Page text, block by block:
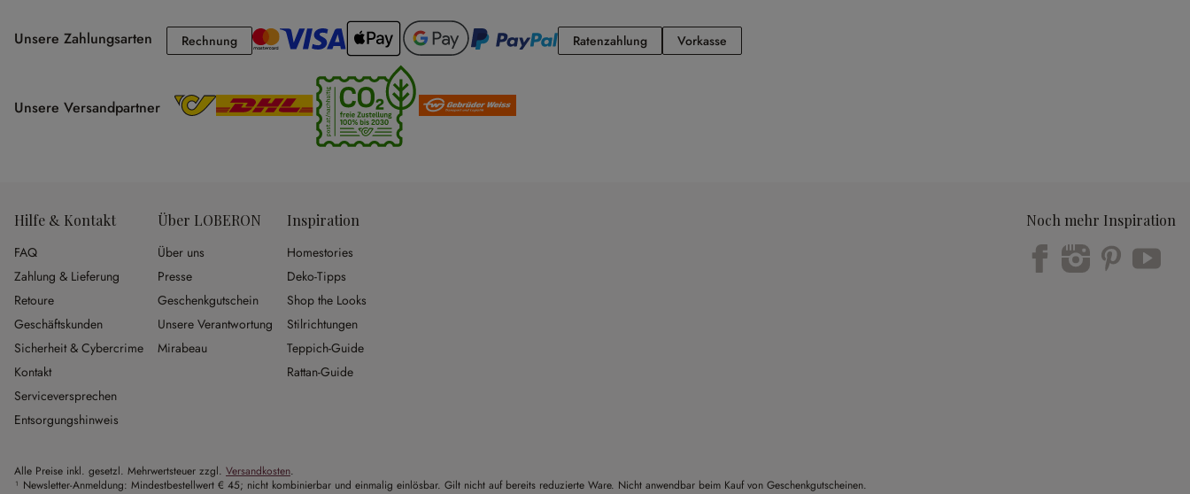
Unsere Zahlungsarten RechnungRechnung RatenzahlungRatenzahlung
VorkasseVorkasse
Unsere Versandpartner
Hilfe & Kontakt
FAQ
Zahlung & Lieferung
Retoure
Geschäftskunden
Sicherheit & Cybercrime
Kontakt
Serviceversprechen
Entsorgungshinweis
Über LOBERON
Über uns
Presse
Geschenkgutschein
Unsere Verantwortung
Mirabeau
Inspiration
Homestories
Deko-Tipps
Shop the Looks
Stilrichtungen
Teppich-Guide
Rattan-Guide
Noch mehr Inspiration
Alle Preise inkl. gesetzl. Mehrwertsteuer zzgl. Versandkosten.
¹ Newsletter-Anmeldung: Mindestbestellwert € 45; nicht kombinierbar und einmalig einlösbar. Gilt nicht auf bereits reduzierte Ware. Nicht anwendbar beim Kauf von Geschenkgutscheinen.